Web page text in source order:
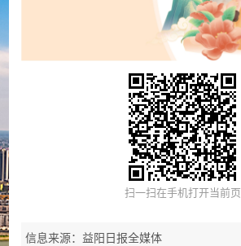
扫一扫在手机打开当前页
信息来源：益阳日报全媒体